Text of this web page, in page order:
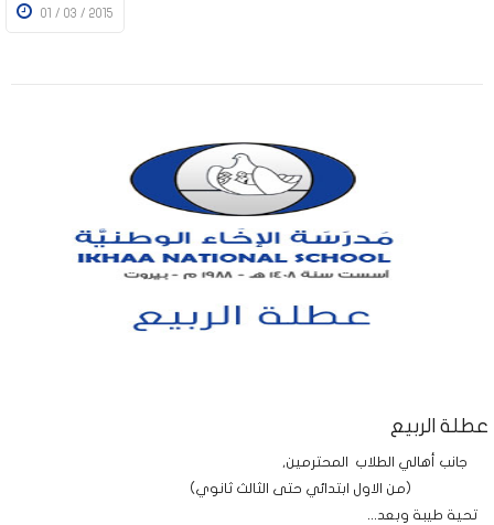
01 / 03 / 2015
عطلة الربيع
جانب أهالي الطلاب المحترمين,
(من الاول ابتدائي حتى الثالث ثانوي)
تحية طيبة وبعد...